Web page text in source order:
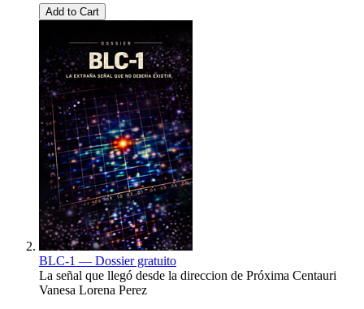
Add to Cart
BLC-1 — Dossier gratuito
La señal que llegó desde la direccion de Próxima Centauri
Vanesa Lorena Perez